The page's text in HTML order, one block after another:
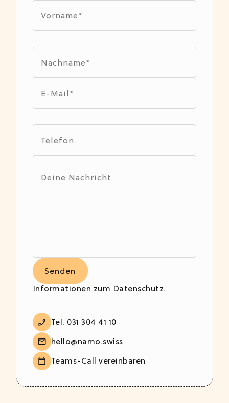
Informationen zum Datenschutz.
Tel. 031 304 41 10
hello@namo.swiss
Teams-Call vereinbaren